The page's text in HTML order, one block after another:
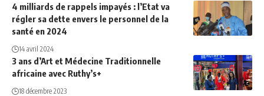
4 milliards de rappels impayés : l’Etat va
régler sa dette envers le personnel de la
santé en 2024
14 avril 2024
3 ans d’Art et Médecine Traditionnelle
africaine avec Ruthy’s+
18 décembre 2023